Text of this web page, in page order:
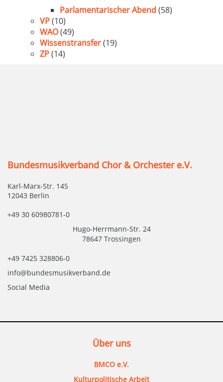
Parlamentarischer Abend (58)
VP(10)
WAO(49)
Wissenstransfer(19)
ZP(14)
Bundesmusikverband Chor & Orchester e.V.
Karl-Marx-Str. 145
12043 Berlin
+49 30 60980781-0
Hugo-Herrmann-Str. 24
78647 Trossingen
+49 7425 328806-0
info@bundesmusikverband.de
Social Media
Über uns
BMCO e.V.
Kulturpolitische Arbeit